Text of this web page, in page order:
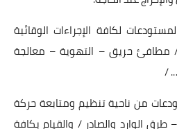
لكافة الإجراءات الوقائية
/ مطافئ حريق – التهوية – معالجة
/
من ناحية تنظيم ومتابعة حركة
الوارد والصادر / والقيام بكافة